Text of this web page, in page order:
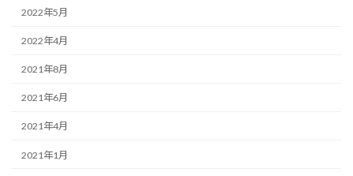
2022年5月
2022年4月
2021年8月
2021年6月
2021年4月
2021年1月